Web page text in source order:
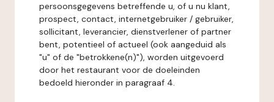
persoonsgegevens betreffende u, of u nu klant,
prospect, contact, internetgebruiker / gebruiker,
sollicitant, leverancier, dienstverlener of partner
bent, potentieel of actueel (ook aangeduid als
"u" of de "betrokkene(n)"), worden uitgevoerd
door het restaurant voor de doeleinden
bedoeld hieronder in paragraaf 4.